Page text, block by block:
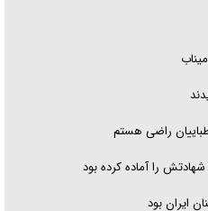
راضی هستم
ایران بود